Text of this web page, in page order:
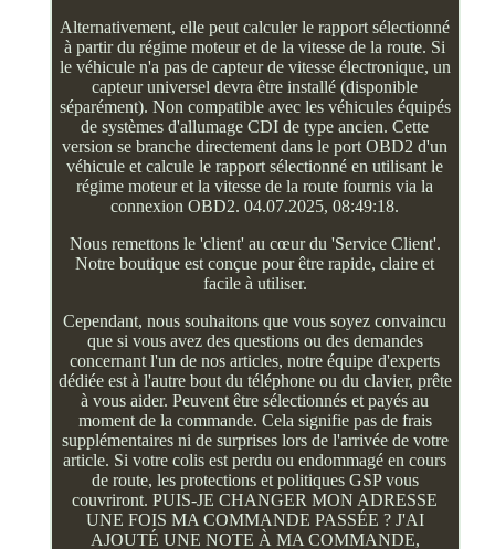
Alternativement, elle peut calculer le rapport sélectionné
à partir du régime moteur et de la vitesse de la route. Si
le véhicule n'a pas de capteur de vitesse électronique, un
capteur universel devra être installé (disponible
séparément). Non compatible avec les véhicules équipés
de systèmes d'allumage CDI de type ancien. Cette
version se branche directement dans le port OBD2 d'un
véhicule et calcule le rapport sélectionné en utilisant le
régime moteur et la vitesse de la route fournis via la
connexion OBD2. 04.07.2025, 08:49:18.
Nous remettons le 'client' au cœur du 'Service Client'.
Notre boutique est conçue pour être rapide, claire et
facile à utiliser.
Cependant, nous souhaitons que vous soyez convaincu
que si vous avez des questions ou des demandes
concernant l'un de nos articles, notre équipe d'experts
dédiée est à l'autre bout du téléphone ou du clavier, prête
à vous aider. Peuvent être sélectionnés et payés au
moment de la commande. Cela signifie pas de frais
supplémentaires ni de surprises lors de l'arrivée de votre
article. Si votre colis est perdu ou endommagé en cours
de route, les protections et politiques GSP vous
couvriront. PUIS-JE CHANGER MON ADRESSE
UNE FOIS MA COMMANDE PASSÉE ? J'AI
AJOUTÉ UNE NOTE À MA COMMANDE,